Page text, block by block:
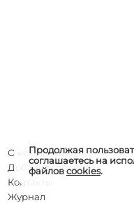
Продолжая
соглашаетесь на
файловcookies.
О компании
Добавить объект
Контакты
Журнал